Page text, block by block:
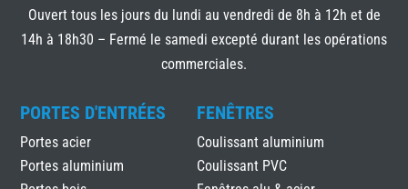
Ouvert tous les jours du lundi au vendredi de 8h à 12h et de
14h à 18h30 – Fermé le samedi excepté durant les opérations
commerciales.
PORTES D'ENTRÉES
Portes acier
Portes aluminium
FENÊTRES
Coulissant aluminium
Coulissant PVC